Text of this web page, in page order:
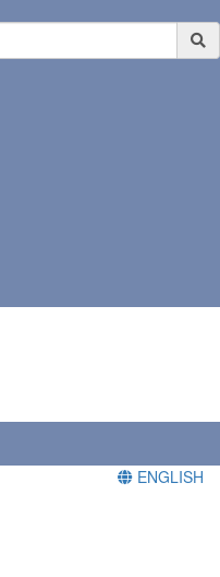
ENGLISH